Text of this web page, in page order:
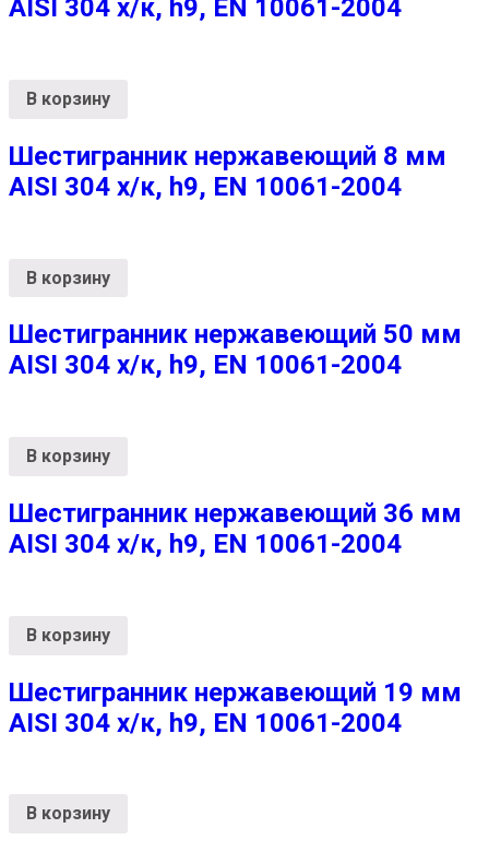
AISI 304 х/к, h9, EN 10061-2004
В корзину
Шестигранник нержавеющий 8 мм
AISI 304 х/к, h9, EN 10061-2004
В корзину
Шестигранник нержавеющий 50 мм
AISI 304 х/к, h9, EN 10061-2004
В корзину
Шестигранник нержавеющий 36 мм
AISI 304 х/к, h9, EN 10061-2004
В корзину
Шестигранник нержавеющий 19 мм
AISI 304 х/к, h9, EN 10061-2004
В корзину